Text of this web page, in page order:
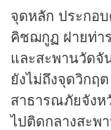
จุดหลัก ประกอ
คิชฌกูฏ ฝายท่า
และสะพานวัด
ยังไม่ถึงจุดวิกฤ
สาธารณภัยจังห
ไปติดกลางสะพ